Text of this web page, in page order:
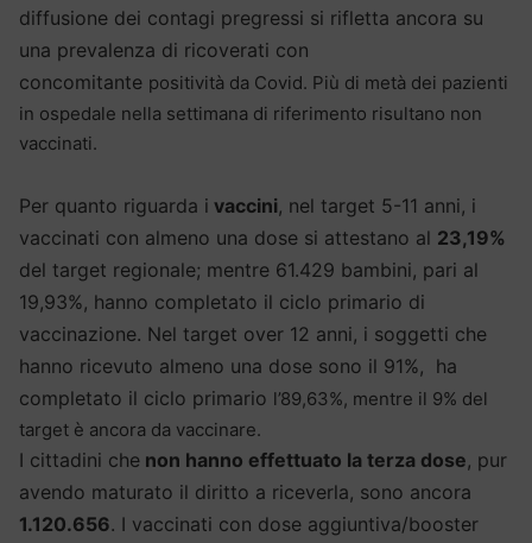
diffusione dei contagi pregressi si rifletta ancora su
una prevalenza di ricoverati con
concomitante positività da Covid. Più di metà dei pazienti
in ospedale nella settimana di riferimento risultano non
vaccinati.
Per quanto riguarda i vaccini, nel target 5-11 anni, i
vaccinati con almeno una dose si attestano al 23,19%
del target regionale; mentre 61.429 bambini, pari al
19,93%, hanno completato il ciclo primario di
vaccinazione. Nel target over 12 anni, i soggetti che
hanno ricevuto almeno una dose sono il 91%, ha
completato il ciclo primario l’89,63%, mentre il 9% del
target è ancora da vaccinare.
I cittadini che non hanno effettuato la terza dose, pur
avendo maturato il diritto a riceverla, sono ancora
1.120.656. I vaccinati con dose aggiuntiva/booster